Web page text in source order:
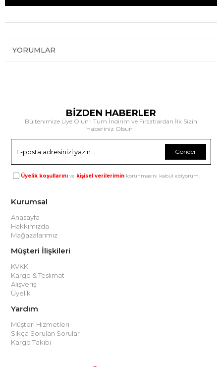
YORUMLAR
BİZDEN HABERLER
Bültenimize Üye Olun ! Tüm İndirim ve Fırsatlardan İlk Sizin
Haberiniz Olsun !
Gönder
Üyelik koşullarını ve kişisel verilerimin korunmasını kabul ediyorum.
Kurumsal
Anasayfa
Hakkımızda
Mağazalarımız
Müşteri İlişkileri
KVKK
Kargo & Teslimat
Alışveriş
Üyelik
Yardım
Müşteri Hizmetleri
Sıkça Sorulan Sorular
Kargo Takibi